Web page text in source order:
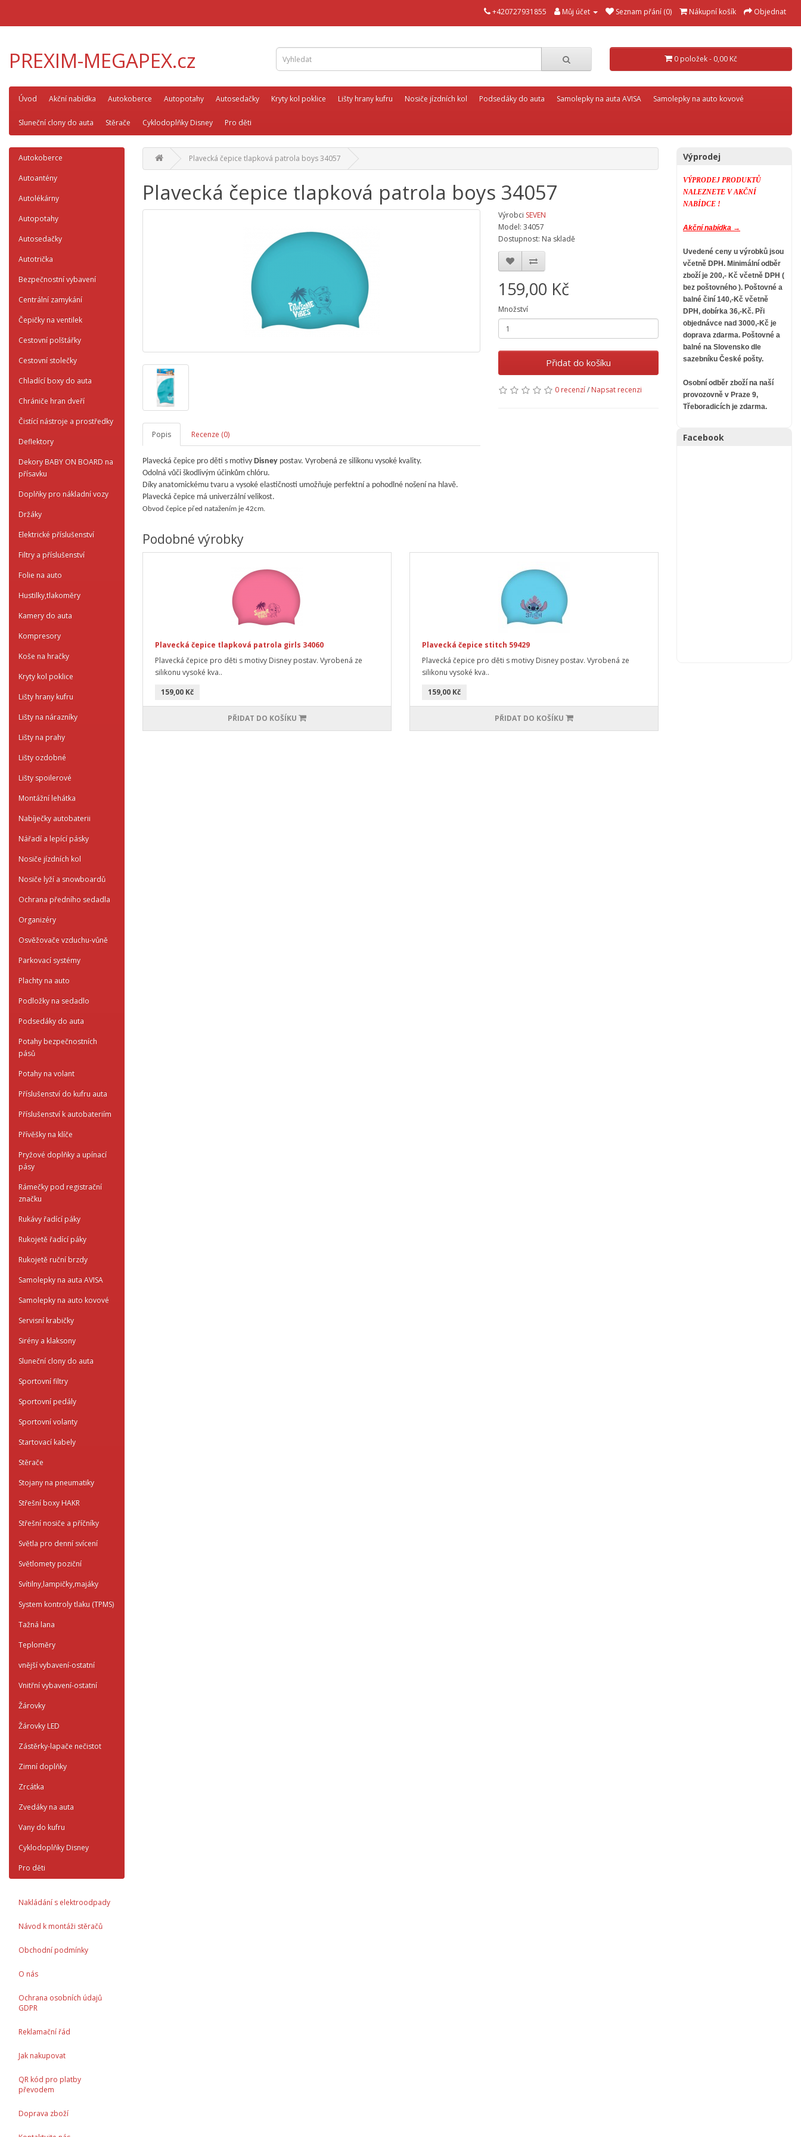
+420727931855 Můj účet Seznam přání (0) Nákupní košík Objednat
PREXIM-MEGAPEX.cz 0 položek - 0,00 Kč
Úvod Akční nabídka Autokoberce Autopotahy Autosedačky Kryty kol poklice Lišty hrany kufru Nosiče jízdních kol Podsedáky do auta Samolepky na auta AVISA Samolepky na auto kovové
Sluneční clony do auta Stěrače Cyklodoplňky Disney Pro děti
Autokoberce
Autoantény
Autolékárny
Autopotahy
Autosedačky
Autotrička
Bezpečnostní vybavení
Centrální zamykání
Čepičky na ventilek
Cestovní polštářky
Cestovní stolečky
Chladící boxy do auta
Chrániče hran dveří
Čistící nástroje a prostředky
Deflektory
Dekory BABY ON BOARD na
přísavku
Doplňky pro nákladní vozy
Držáky
Elektrické příslušenství
Filtry a příslušenství
Folie na auto
Hustilky,tlakoměry
Kamery do auta
Kompresory
Koše na hračky
Kryty kol poklice
Lišty hrany kufru
Lišty na nárazníky
Lišty na prahy
Lišty ozdobné
Lišty spoilerové
Montážní lehátka
Nabíječky autobaterii
Nářadí a lepící pásky
Nosiče jízdních kol
Nosiče lyží a snowboardů
Ochrana předního sedadla
Organizéry
Osvěžovače vzduchu-vůně
Parkovací systémy
Plachty na auto
Podložky na sedadlo
Podsedáky do auta
Potahy bezpečnostních
pásů
Potahy na volant
Příslušenství do kufru auta
Příslušenství k autobateriím
Přívěšky na klíče
Pryžové doplňky a upínací
pásy
Rámečky pod registrační
značku
Rukávy řadící páky
Rukojetě řadící páky
Rukojetě ruční brzdy
Samolepky na auta AVISA
Samolepky na auto kovové
Servisní krabičky
Sirény a klaksony
Sluneční clony do auta
Sportovní filtry
Sportovní pedály
Sportovní volanty
Startovací kabely
Stěrače
Stojany na pneumatiky
Střešní boxy HAKR
Střešní nosiče a příčníky
Světla pro denní svícení
Světlomety poziční
Svítilny,lampičky,majáky
System kontroly tlaku (TPMS)
Tažná lana
Teploměry
vnější vybavení-ostatní
Vnitřní vybavení-ostatní
Žárovky
Žárovky LED
Zástěrky-lapače nečistot
Zimní doplňky
Zrcátka
Zvedáky na auta
Vany do kufru
Cyklodoplňky Disney
Pro děti
Nakládání s elektroodpady
Návod k montáži stěračů
Obchodní podmínky
O nás
Ochrana osobních údajů
GDPR
Reklamační řád
Jak nakupovat
QR kód pro platby
převodem
Doprava zboží
Plavecká čepice tlapková patrola boys 34057
Plavecká čepice tlapková patrola boys 34057
Popis Recenze (0)
Plavecká čepice pro děti s motivy Disney postav. Vyrobená ze silikonu vysoké kvality.
Odolná vůči škodlivým účinkům chlóru.
Díky anatomickému tvaru a vysoké elastičnosti umožňuje perfektní a pohodlné nošení na hlavě.
Plavecká čepice má univerzální velikost.
Obvod čepice před natažením je 42cm.
Výrobci SEVEN
Model: 34057
Dostupnost: Na skladě
159,00 Kč
Množství
Přidat do košíku
0 recenzí/ Napsat recenzi
Podobné výrobky
Plavecká čepice tlapková patrola girls 34060
Plavecká čepice pro děti s motivy Disney postav. Vyrobená ze
silikonu vysoké kva..
159,00 Kč
PŘIDAT DO KOŠÍKU
Plavecká čepice stitch 59429
Plavecká čepice pro děti s motivy Disney postav. Vyrobená ze
silikonu vysoké kva..
159,00 Kč
PŘIDAT DO KOŠÍKU
Výprodej
VÝPRODEJ PRODUKTŮ
NALEZNETE V AKČNÍ
NABÍDCE !
Akční nabídka →
Uvedené ceny u výrobků jsou
včetně DPH. Minimální odběr
zboží je 200,- Kč včetně DPH (
bez poštovného ). Poštovné a
balné činí 140,-Kč včetně
DPH, dobírka 36,-Kč. Při
objednávce nad 3000,-Kč je
doprava zdarma. Poštovné a
balné na Slovensko dle
sazebníku České pošty.
Osobní odběr zboží na naší
provozovně v Praze 9,
Třeboradicích je zdarma.
Facebook